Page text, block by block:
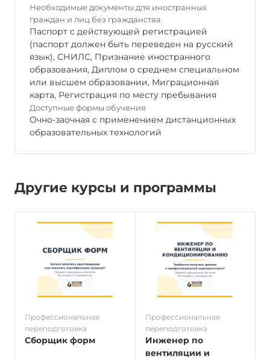
Необходимые документы для иностранных
граждан и лиц без гражданства
Паспорт с действующей регистрацией
(паспорт должен быть переведен на русский
язык), СНИЛС, Признание иностранного
образования, Диплом о среднем специальном
или высшем образовании, Миграционная
карта, Регистрация по месту пребывания
Доступные формы обучения
Очно-заочная с применением дистанционных
образовательных технологий
Другие курсы и программы
Профессиональная
переподготовка
Сборщик форм
Профессиональная
переподготовка
Инженер по
вентиляции и